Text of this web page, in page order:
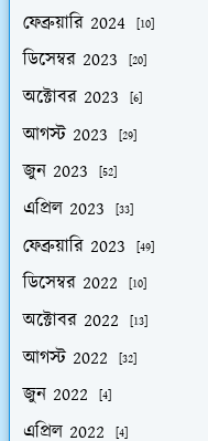
ফেব্রুয়ারি 2024 [10]
ডিসেম্বর 2023 [20]
অক্টোবর 2023 [6]
আগস্ট 2023 [29]
জুন 2023 [52]
এপ্রিল 2023 [33]
ফেব্রুয়ারি 2023 [49]
ডিসেম্বর 2022 [10]
অক্টোবর 2022 [13]
আগস্ট 2022 [32]
জুন 2022 [4]
এপ্রিল 2022 [4]